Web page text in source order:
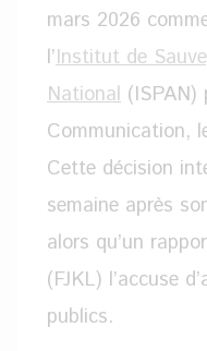
mars 2026
l’Institut de
National
Communication,
Cette décision
semaine après
alors qu’un
(FJKL) l’accuse
publics.